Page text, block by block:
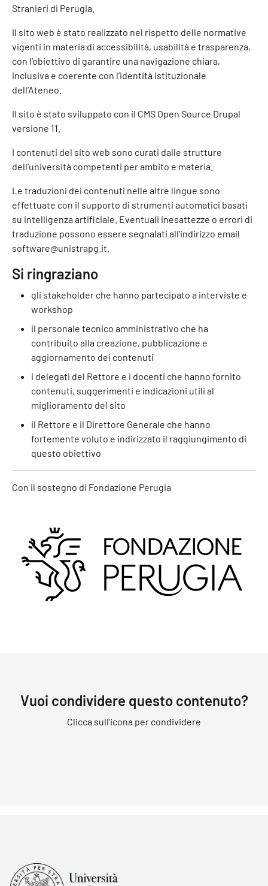
Stranieri di Perugia.
Il sito web è stato realizzato nel rispetto delle normative
vigenti in materia di accessibilità, usabilità e trasparenza,
con l’obiettivo di garantire una navigazione chiara,
inclusiva e coerente con l’identità istituzionale
dell’Ateneo.
Il sito è stato sviluppato con il CMS Open Source Drupal
versione 11.
I contenuti del sito web sono curati dalle strutture
dell’università competenti per ambito e materia.
Le traduzioni dei contenuti nelle altre lingue sono
effettuate con il supporto di strumenti automatici basati
su intelligenza artificiale. Eventuali inesattezze o errori di
traduzione possono essere segnalati all'indirizzo email
software@unistrapg.it.
Si ringraziano
gli stakeholder che hanno partecipato a interviste e
workshop
il personale tecnico amministrativo che ha
contribuito alla creazione, pubblicazione e
aggiornamento dei contenuti
i delegati del Rettore e i docenti che hanno fornito
contenuti, suggerimenti e indicazioni utili al
miglioramento del sito
il Rettore e il Direttore Generale che hanno
fortemente voluto e indirizzato il raggiungimento di
questo obiettivo
Con il sostegno di Fondazione Perugia
Vuoi condividere questo contenuto?
Clicca sull'icona per condividere